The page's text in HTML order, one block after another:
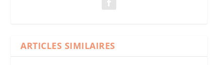
ARTICLES SIMILAIRES